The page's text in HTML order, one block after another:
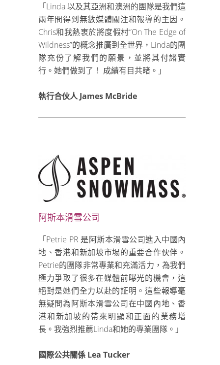
「Linda 以及其亞洲和澳洲的團隊是我們這
兩年間得到無數媒體關注和報導的主因。
Chris和我熱衷於將度假村“On The Edge of
Wildness”的概念推廣到全世界，Linda的團
隊充份了解我們的願景，並將其付諸實
行。她們做到了！ 成績有目共睹。」
執行合伙人 James McBride
阿斯本滑雪公司
「Petrie PR 是阿斯本滑雪公司進入中國內
地、香港和新加坡市埸的重要合作伙伴。
Petrie的團隊非常專業和充滿活力，為我們
極力爭取了很多在媒體前曝光的機會，這
絕對是她們全力以赴的証明。這些報導毫
無疑問為阿斯本滑雪公司在中國內地、香
港和新加坡的帶來明顯和正面的業務增
長。我強烈推薦Linda和她的專業團隊。」
國際公共關係 Lea Tucker